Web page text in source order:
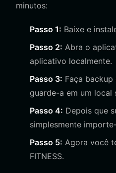
minutos:
Passo 1: Baixe e
Passo 2: Abra o
aplicativo localmente.
Passo 3: Faça
guarde-a em um local
Passo 4: Depois que
simplesmente
Passo 5: Agora você
FITNESS.